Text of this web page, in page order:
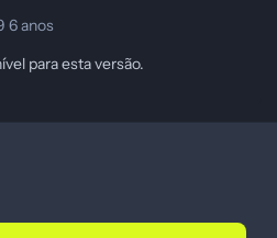
6 anos
para esta versão.